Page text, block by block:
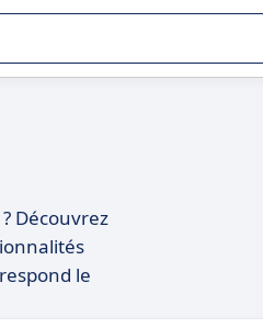
Découvrez
le